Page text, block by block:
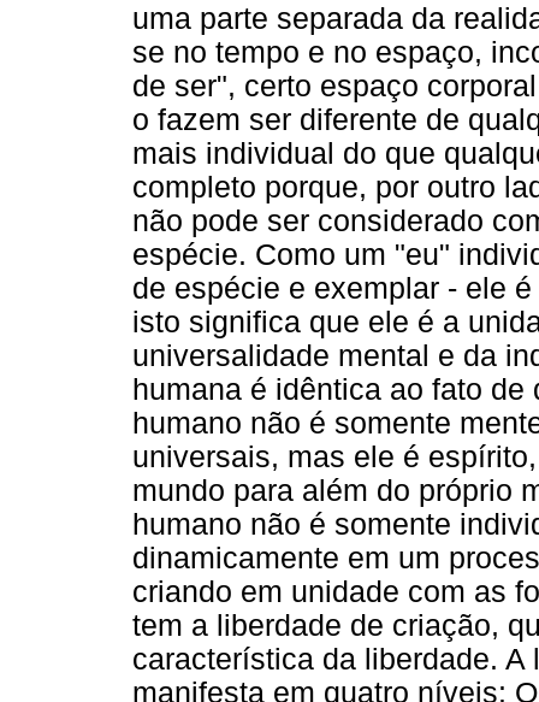
uma parte separada da
se no tempo e no espaço,
de ser", certo espaço
o fazem ser diferente de
mais individual do que
completo porque, por outro
não pode ser considerado
espécie. Como um "eu"
de espécie e exemplar - ele
isto significa que ele é a
universalidade mental e da
humana é idêntica ao fato
humano não é somente
universais, mas ele é
mundo para além do próprio
humano não é somente
dinamicamente em um
criando em unidade com as
tem a liberdade de criação,
característica da liberdade.
manifesta em quatro níveis: